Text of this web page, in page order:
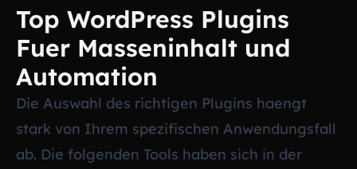
Top WordPress Plugins
Fuer Masseninhalt und
Automation
Die Auswahl des richtigen Plugins haengt
stark von Ihrem spezifischen Anwendungsfall
ab. Die folgenden Tools haben sich in der